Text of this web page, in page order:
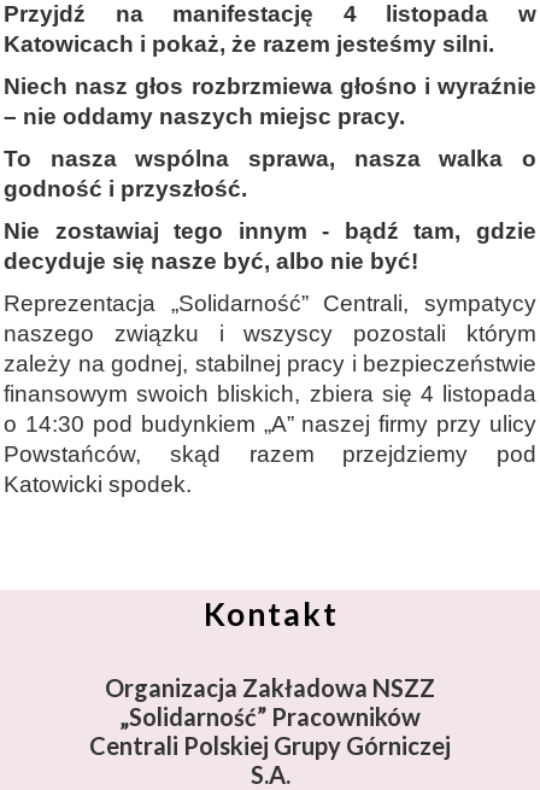
Przyjdź na manifestację 4 listopada w
Katowicach i pokaż, że razem jesteśmy silni.
Niech nasz głos rozbrzmiewa głośno i wyraźnie
– nie oddamy naszych miejsc pracy.
To nasza wspólna sprawa, nasza walka o
godność i przyszłość.
Nie zostawiaj tego innym - bądź tam, gdzie
decyduje się nasze być, albo nie być!
Reprezentacja „Solidarność” Centrali, sympatycy
naszego związku i wszyscy pozostali którym
zależy na godnej, stabilnej pracy i bezpieczeństwie
finansowym swoich bliskich, zbiera się 4 listopada
o 14:30 pod budynkiem „A” naszej firmy przy ulicy
Powstańców, skąd razem przejdziemy pod
Katowicki spodek.
Kontakt
Organizacja Zakładowa NSZZ
„Solidarność” Pracowników
Centrali Polskiej Grupy Górniczej
S.A.